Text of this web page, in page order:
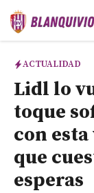
Saltar
ACTUALIDAD
Lidl lo
toque
con
que
esperas